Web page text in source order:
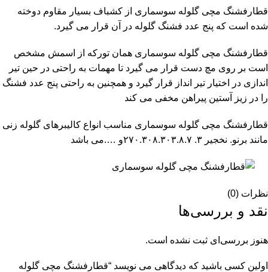
قطارفشنگ مچی گلوله سوسماری از کشباف بسیار مقاوم دوخته
شده است که پنج عدد فشنگ گلوله در آن قرار می گیرد.
قطارفشنگ مچی گلوله سوسماری همان تورکه از اسمش مشخص
است بر روی مچ دست قرار می گیرد تا مهمات به راحتی در حین تیر
اندازی در اختیار تیر انداز قرار گیرد و همچنین به راحتی پنج عدد فشنگ
را در زیز آستین پیراهن مخفی می کند
قطارفشنگ مچی گلوله سوسماری مناسب انواع کالیبرهای گلوله زنی
مانند برنو. نخجیر ۳. ۲۷۰.۳۰۸.۳۰۳.۸.۷و ….می باشد
نظرات (0)
نقد و بررسی‌ها
هنوز بررسی‌ای ثبت نشده است.
اولین کسی باشید که دیدگاهی می نویسد “قطارفشنگ مچی گلوله